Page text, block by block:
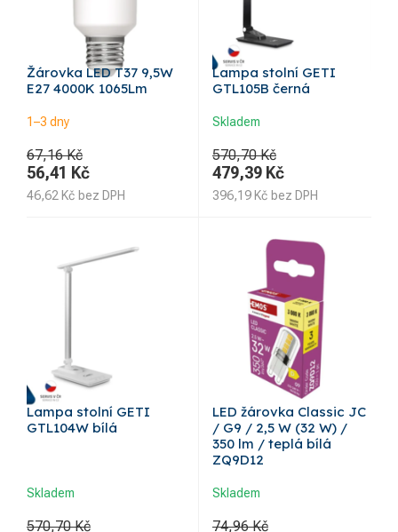
Žárovka LED T37 9,5W
E27 4000K 1065Lm
1–3 dny
67,16 Kč
56,41 Kč
46,62 Kč bez DPH
Lampa stolní GETI
GTL105B černá
Skladem
570,70 Kč
479,39 Kč
396,19 Kč bez DPH
Lampa stolní GETI
GTL104W bílá
Skladem
570,70 Kč
LED žárovka Classic JC
/ G9 / 2,5 W (32 W) /
350 lm / teplá bílá
ZQ9D12
Skladem
74,96 Kč